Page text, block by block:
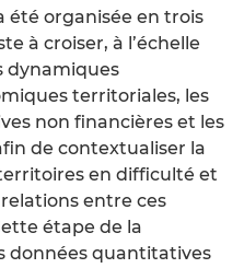
été organisée en trois
à croiser, à l’échelle
dynamiques
territoriales, les
non financières et les
de contextualiser la
en difficulté et
entre ces
étape de la
données quantitatives